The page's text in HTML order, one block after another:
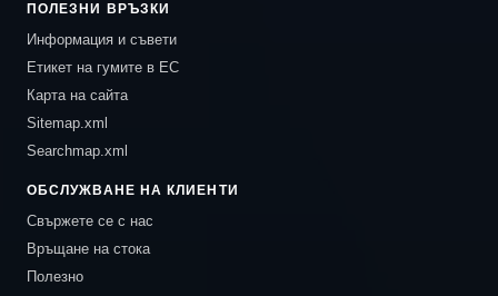
ПОЛЕЗНИ ВРЪЗКИ
Информация и съвети
Етикет на гумите в ЕС
Карта на сайта
Sitemap.xml
Searchmap.xml
ОБСЛУЖВАНЕ НА КЛИЕНТИ
Свържете се с нас
Връщане на стока
Полезно